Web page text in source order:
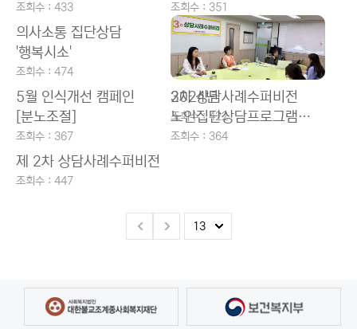
조회수 : 433 조회수 : 351
의사소통 집단상담
'행복시소'
조회수 : 474
3차 상담사례수퍼비전
조회수 : 422
5월 인식개선 캠페인
[분노조절]
조회수 : 367
2024년
노인집단상담프로그램
'행복시소'
조회수 : 364
제 2차 상담사례수퍼비전
조회수 : 447